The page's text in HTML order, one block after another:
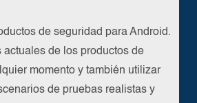
de seguridad para Android.
de los productos de
momento y también utilizar
de pruebas realistas y